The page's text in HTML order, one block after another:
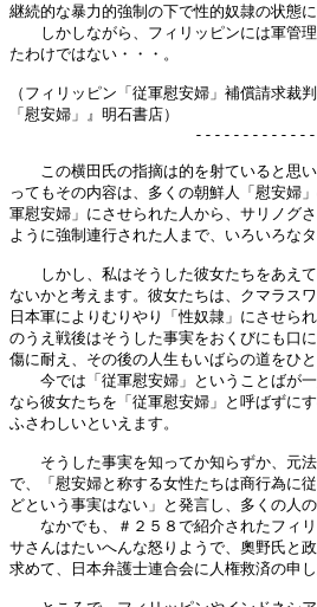
継続的な暴力的強制の下で性的奴隷の状態に
しかしながら、フィリッピンには軍管理
たわけではない・・・。
（フィリッピン「従軍慰安婦」補償請求裁
「慰安婦」』明石書店）
この横田氏の指摘は的を射ていると思い
ってもその内容は、多くの朝鮮人「慰安婦
軍慰安婦」にさせられた人から、サリノグ
ように強制連行された人まで、いろいろな
しかし、私はそうした彼女たちをあえて
ないかと考えます。彼女たちは、クマラス
日本軍によりむりやり「性奴隷」にさせら
のうえ戦後はそうした事実をおくびにも口
傷に耐え、その後の人生もいばらの道をひ
今では「従軍慰安婦」ということばが一
なら彼女たちを「従軍慰安婦」と呼ばずに
ふさわしいといえます。
そうした事実を知ってか知らずか、元
で、「慰安婦と称する女性たちは商行為に
どという事実はない」と発言し、多くの人
なかでも、＃２５８で紹介されたフィリ
サさんはたいへんな怒りようで、奧野氏と
求めて、日本弁護士連合会に人権救済の申